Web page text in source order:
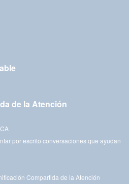
de la Atención
por escrito conversaciones que ayudan
Compartida de la Atención